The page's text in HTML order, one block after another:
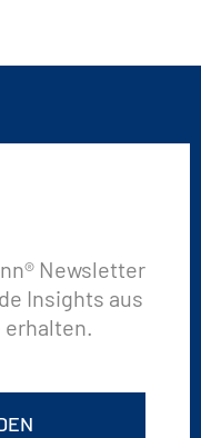
Newsletter
Insights aus
erhalten.